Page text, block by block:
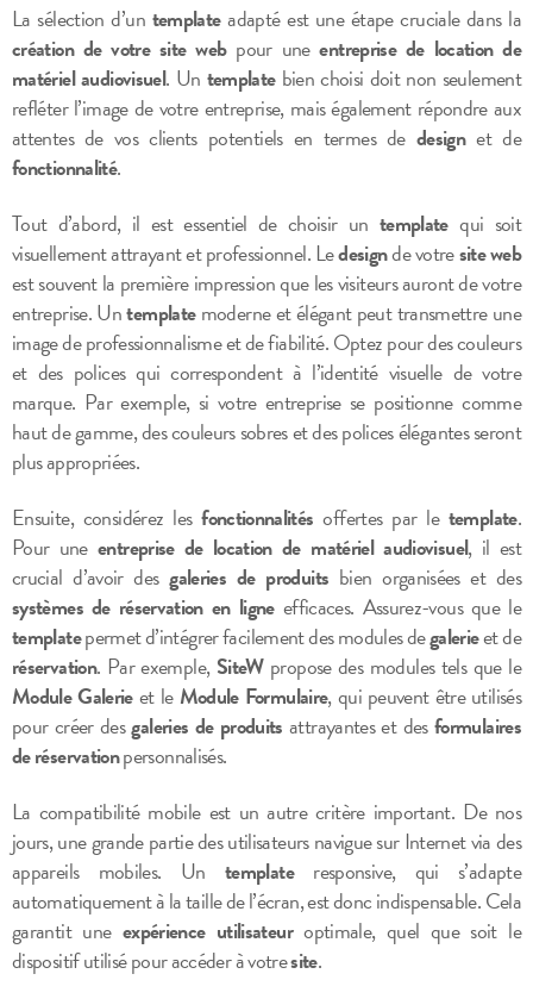
La sélection d’un templateadapté est une étape cruciale dans la
création de votre site webpour uneentreprise de location de
matériel audiovisuel. Un templatebien choisi doit non seulement
refléter l’image de votre entreprise, mais également répondre aux
attentes de vos clients potentiels en termes de designet de
fonctionnalité.
Tout d’abord, il est essentiel de choisir un templatequi soit
visuellement attrayant et professionnel. Ledesignde votresite web
est souvent la première impression que les visiteurs auront de votre
entreprise. Untemplatemoderne et élégant peut transmettre une
image de professionnalisme et de fiabilité. Optez pour des couleurs
et des polices qui correspondent à l’identité visuelle de votre
marque. Par exemple, si votre entreprise se positionne comme
haut de gamme, des couleurs sobres et des polices élégantes seront
plus appropriées.
Ensuite, considérez lesfonctionnalités offertes par le template.
Pour uneentreprise de location de matériel audiovisuel, il est
crucial d’avoir desgaleries de produits bien organisées et des
systèmes de réservation en ligneefficaces. Assurez-vous que le
templatepermet d’intégrer facilement des modules degalerieet de
réservation. Par exemple, SiteWpropose des modules tels que le
Module Galerieet le Module Formulaire, qui peuvent être utilisés
pour créer desgaleries de produits attrayantes et desformulaires
de réservationpersonnalisés.
La compatibilité mobile est un autre critère important. De nos
jours, une grande partie des utilisateurs navigue sur Internet via des
appareils mobiles. Untemplateresponsive, qui s’adapte
automatiquement à la taille de l’écran, est donc indispensable. Cela
garantit une expérience utilisateuroptimale, quel que soit le
dispositif utilisé pour accéder à votresite.